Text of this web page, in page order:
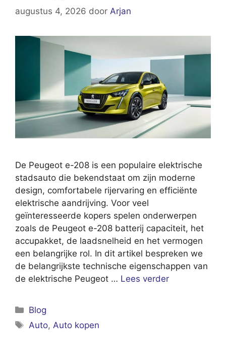
augustus 4, 2026 door Arjan
De Peugeot e-208 is een populaire elektrische
stadsauto die bekendstaat om zijn moderne
design, comfortabele rijervaring en efficiënte
elektrische aandrijving. Voor veel
geïnteresseerde kopers spelen onderwerpen
zoals de Peugeot e-208 batterij capaciteit, het
accupakket, de laadsnelheid en het vermogen
een belangrijke rol. In dit artikel bespreken we
de belangrijkste technische eigenschappen van
de elektrische Peugeot … Lees verder
Categorieën
Blog
Tags
Auto,Auto kopen